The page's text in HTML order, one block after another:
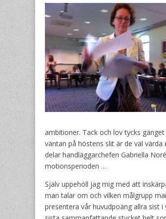
ambitioner. Tack och lov tycks
väntan på höstens slit är de väl
delar handläggarchefen Gabriella
motionsperioden …
Själv uppehöll jag mig med att
man talar om och vilken målgrupp
presentera vår huvudpoäng allra sist